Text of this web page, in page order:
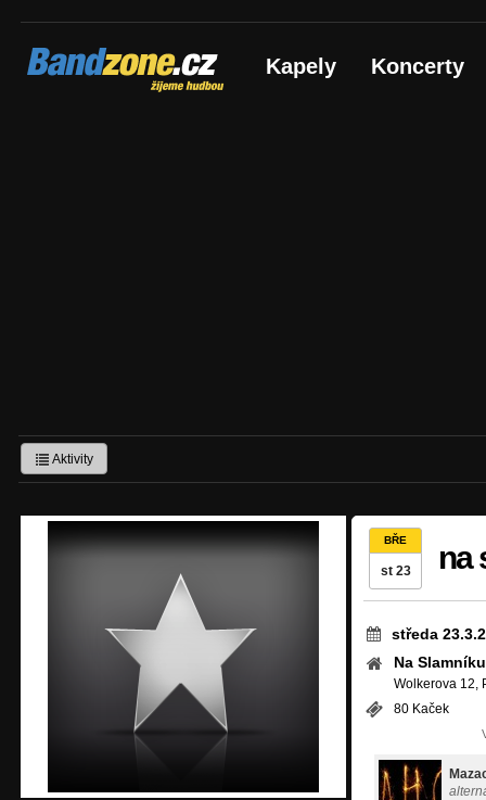
Bandzone.cz
žijeme hudbou Kapely Koncerty
Aktivity
BŘE
st 23 na
středa
Na Slamníku
Wolkerova 12,
80 Kaček